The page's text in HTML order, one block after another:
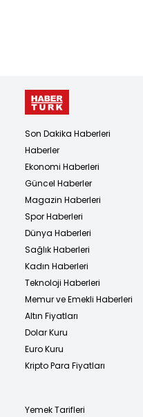
Son Dakika Haberleri
Haberler
Ekonomi Haberleri
Güncel Haberler
Magazin Haberleri
Spor Haberleri
Dünya Haberleri
Sağlık Haberleri
Kadın Haberleri
Teknoloji Haberleri
Memur ve Emekli Haberleri
Altın Fiyatları
Dolar Kuru
Euro Kuru
Kripto Para Fiyatları
Yemek Tarifleri